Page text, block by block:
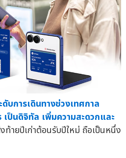
การเดินทางช่วงเทศกาล
ป็นดิจิทัล เพิ่มความสะดวกและ
ายปีเก่าต้อนรับปีใหม่ ถือเป็นหนึ่ง